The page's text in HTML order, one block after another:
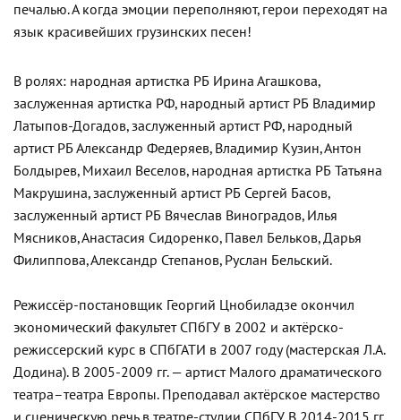
печалью. А когда эмоции переполняют, герои переходят на
язык красивейших грузинских песен!
В ролях: народная артистка РБ Ирина Агашкова,
заслуженная артистка РФ, народный артист РБ Владимир
Латыпов-Догадов, заслуженный артист РФ, народный
артист РБ Александр Федеряев, Владимир Кузин, Антон
Болдырев, Михаил Веселов, народная артистка РБ Татьяна
Макрушина, заслуженный артист РБ Сергей Басов,
заслуженный артист РБ Вячеслав Виноградов, Илья
Мясников, Анастасия Сидоренко, Павел Бельков, Дарья
Филиппова, Александр Степанов, Руслан Бельский.
Режиссёр-постановщик Георгий Цнобиладзе окончил
экономический факультет СПбГУ в 2002 и актёрско-
режиссерский курс в СПбГАТИ в 2007 году (мастерская Л.А.
Додина). В 2005-2009 гг. — артист Малого драматического
театра–театра Европы. Преподавал актёрское мастерство